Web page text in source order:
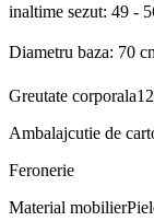
inaltime sezut: 49 -
Diametru baza: 70
Greutate corporala
Ambalajcutie de
Feronerie
Material mobilier